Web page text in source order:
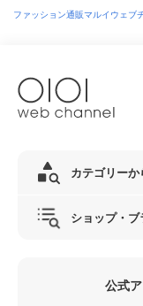
ファッション通販マルイウェブ
カテゴリーか
ショップ・
公式